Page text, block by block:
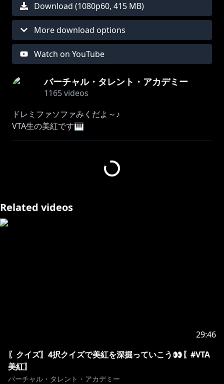
Download (1080p60, 415 MB)
More download options
Watch on YouTube
バーチャル・タレント・アカデミー
1165videos
ドレミファソファみくだよ～♪
VTA生の美紅です🎹
地下を探検できる？？冒険？？
みりしらなので楽しみ！！！
お忙しい中見てくださってありがとう！
https://x.com/miku_vta
♪••┈┈┈┈┈┈┈┈┈┈┈┈┈┈┈┈┈┈••♪
Related videos
29:46
〖クイズ〗4択クイズで美紅を深掘っていこう👀〖#VTA
美紅〗
バーチャル・タレント・アカデミー